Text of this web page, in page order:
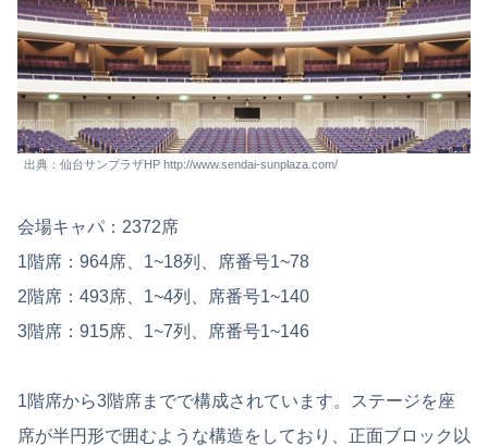
出典：仙台サンプラザHP http://www.sendai-sunplaza.com/
会場キャパ：2372席
1階席：964席、1~18列、席番号1~78
2階席：493席、1~4列、席番号1~140
3階席：915席、1~7列、席番号1~146
1階席から3階席までで構成されています。ステージを座
席が半円形で囲むような構造をしており、正面ブロック以